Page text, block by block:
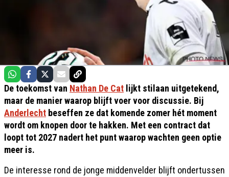
De toekomst van Nathan De Cat lijkt stilaan uitgetekend,
maar de manier waarop blijft voer voor discussie. Bij
Anderlecht beseffen ze dat komende zomer hét moment
wordt om knopen door te hakken. Met een contract dat
loopt tot 2027 nadert het punt waarop wachten geen optie
meer is.
De interesse rond de jonge middenvelder blijft ondertussen